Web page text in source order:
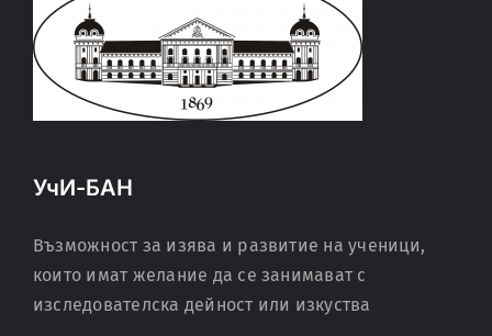
УчИ-БАН
Възможност за изява и развитие на ученици,
които имат желание да се занимават с
изследователска дейност или изкуства